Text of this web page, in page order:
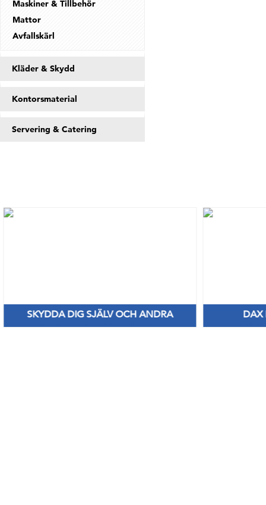
Maskiner & Tillbehör
Mattor
Avfallskärl
Kläder & Skydd
Kontorsmaterial
Servering & Catering
SKYDDA DIG SJÄLV OCH ANDRA
Nya Priser på nitril & vinylhanskar
DAX
Håll